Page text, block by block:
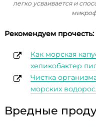
легко усваивается и
Рекомендуем прочесть:
Как морская
хеликобактер
Чистка
морских
Вредные